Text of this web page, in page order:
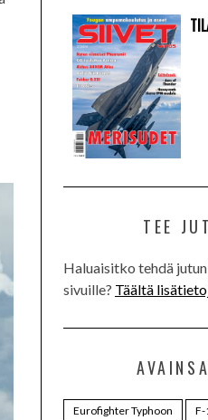
TEE
Haluaisitko tehdä
sivuille? Täältä
Eurofighter Typhoon
F-